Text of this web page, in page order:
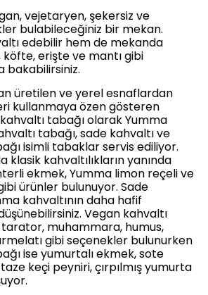
vejetaryen, şekersiz ve
bulabileceğiniz bir mekan.
edebilir hem de mekanda
köfte, erişte ve mantı gibi
bakabilirsiniz.
üretilen ve yerel esnaflardan
kullanmaya özen gösteren
tabağı olarak Yumma
tabağı, sade kahvaltı ve
isimli tabaklar servis ediliyor.
klasik kahvaltılıkların yanında
ekmek, Yumma limon reçeli ve
ürünler bulunuyor. Sade
kahvaltının daha hafif
Vegan kahvaltı
muhammara, humus,
gibi seçenekler bulunurken
ise yumurtalı ekmek, sote
keçi peyniri, çırpılmış yumurta